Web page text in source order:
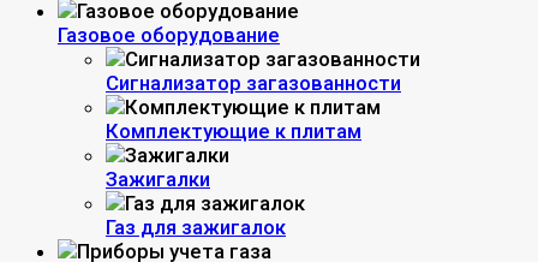
Газовое оборудование
Сигнализатор загазованности
Комплектующие к плитам
Зажигалки
Газ для зажигалок